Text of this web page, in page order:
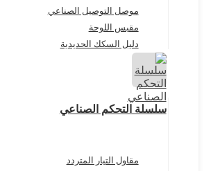
موصل التوصيل الصناعي
مقبس اللوحة
دليل السكك الحديدية
سلسلة التحكم الصناعي
مقاول التيار المتردد